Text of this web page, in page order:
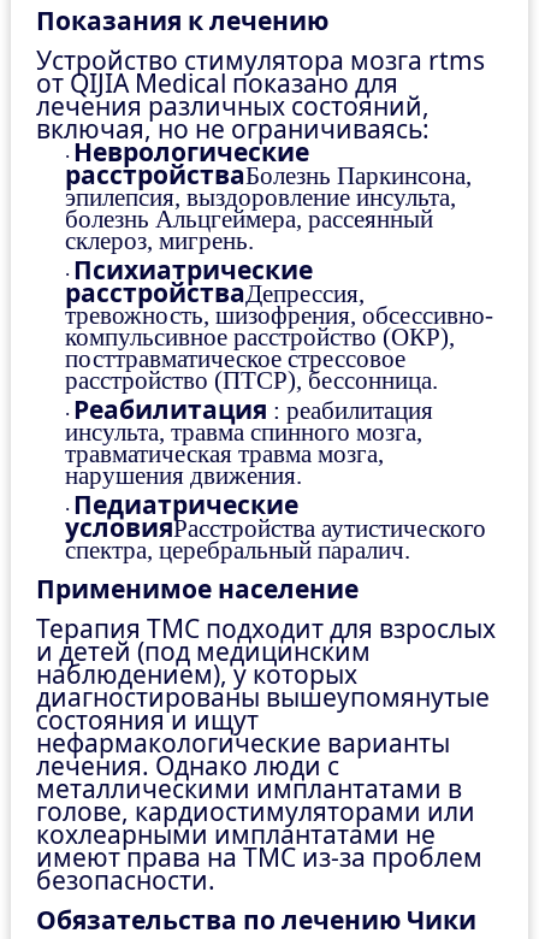
Показания к лечению
Устройство стимулятора мозга rtms
от QIJIA Medical показано для
лечения различных состояний,
включая, но не ограничиваясь:
· Неврологические
расстройстваБолезнь Паркинсона,
эпилепсия, выздоровление инсульта,
болезнь Альцгеймера, рассеянный
склероз, мигрень.
· Психиатрические
расстройстваДепрессия,
тревожность, шизофрения, обсессивно-
компульсивное расстройство (ОКР),
посттравматическое стрессовое
расстройство (ПТСР), бессонница.
· Реабилитация : реабилитация
инсульта, травма спинного мозга,
травматическая травма мозга,
нарушения движения.
· Педиатрические
условияРасстройства аутистического
спектра, церебральный паралич.
Применимое население
Терапия ТМС подходит для взрослых
и детей (под медицинским
наблюдением), у которых
диагностированы вышеупомянутые
состояния и ищут
нефармакологические варианты
лечения. Однако люди с
металлическими имплантатами в
голове, кардиостимуляторами или
кохлеарными имплантатами не
имеют права на ТМС из-за проблем
безопасности.
Обязательства по лечению Чики